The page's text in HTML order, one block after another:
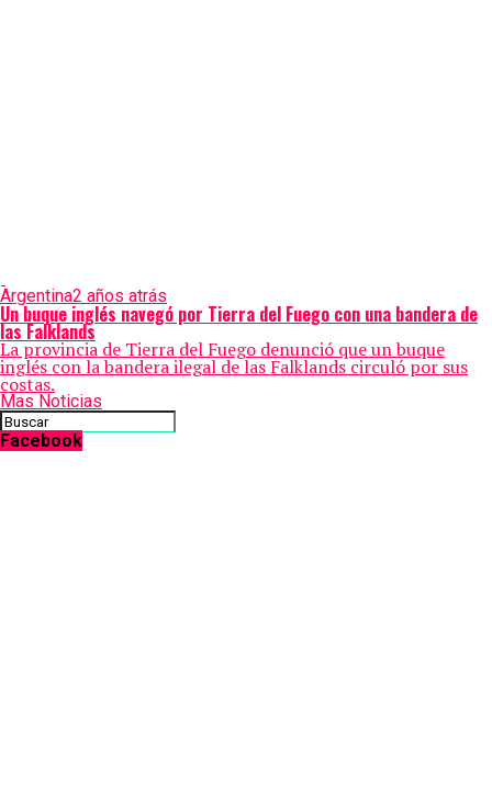
Argentina2 años atrás
Un buque inglés navegó por Tierra del Fuego con una bandera de
las Falklands
La provincia de Tierra del Fuego denunció que un buque
inglés con la bandera ilegal de las Falklands circuló por sus
costas.
Mas Noticias
Facebook